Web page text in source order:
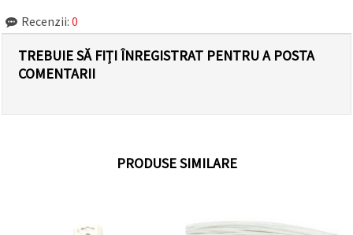
Recenzii: 0
TREBUIE SĂ FIȚI ÎNREGISTRAT PENTRU A POSTA
COMENTARII
PRODUSE SIMILARE